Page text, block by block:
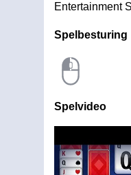
Entertainment
Spelbesturing
Spelvideo